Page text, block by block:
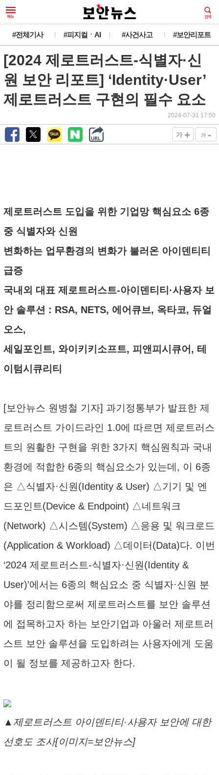
#전체기사 #피지컬ㆍAI #사건사고 #보안리포트
[2024 제로트러스트-식별자·신
원 보안 리포트] ‘Identity·User’
제로트러스트 구현의 필수 요소
2024-07-31 17:50
가 + 가 -
제로트러스트 도입을 위한 기업망 핵심요소 6종
중 식별자와 신원
변화하는 업무환경의 변화가 불러온 아이덴티티
급증
국내외 대표 제로트러스트-아이덴티티·사용자 보
안 솔루션 : RSA, NETS, 에어큐브, 옥타코, 듀얼
오스,
세일포인트, 와이키키소프트, 피앤피시큐어, 테
이텀시큐리티
[보안뉴스 원병철 기자] 과기정통부가 발표한 제
로트러스트 가이드라인 1.0에 따르면 제로트러스
트의 원활한 구현을 위한 3가지 핵심원칙과 국내
환경에 적합한 6종의 핵심요소가 있는데, 이 6종
은 △식별자·신원(Identity & User) △기기 및 엔
드포인트(Device & Endpoint) △네트워크
(Network) △시스템(System) △응용 및 워크로드
(Application & Workload) △데이터(Data)다. 이번
‘2024 제로트러스트-식별자·신원(Identity &
User)’에서는 6종의 핵심요소 중 식별자·신원 분
야를 정리함으로써 제로트러스트를 보안 솔루션
에 접목하고자 하는 보안기업과 아울러 제로트러
스트 보안 솔루션을 도입하려는 사용자에게 도움
이 될 정보를 제공하고자 한다.
▲제로트러스트 아이덴티티·사용자 보안에 대한
선호도 조사[이미지=보안뉴스]